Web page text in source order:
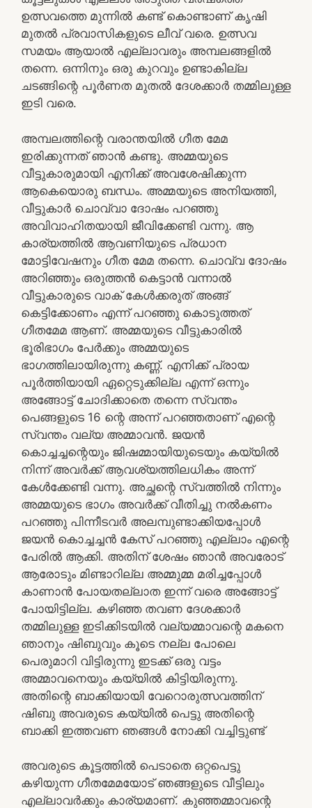
ഉത്സവത്തെ മുന്നിൽ കണ്ട് കൊണ്ടാണ് കൃഷി
മുതൽ പ്രവാസികളുടെ ലീവ് വരെ. ഉത്സവ
സമയം ആയാൽ എല്ലാവരും അമ്പലങ്ങളിൽ
തന്നെ. ഒന്നിനും ഒരു കുറവും ഉണ്ടാകില്ല
ചടങ്ങിന്റെ പൂർണത മുതൽ ദേശക്കാർ തമ്മിലുള്ള
ഇടി വരെ.
അമ്പലത്തിന്റെ വരാന്തയിൽ ഗീത മേമ
ഇരിക്കുന്നത് ഞാൻ കണ്ടു. അമ്മയുടെ
വീട്ടുകാരുമായി എനിക്ക് അവശേഷിക്കുന്ന
ആകെയൊരു ബന്ധം. അമ്മയുടെ അനിയത്തി,
വീട്ടുകാർ ചൊവ്വാ ദോഷം പറഞ്ഞു
അവിവാഹിതയായി ജീവിക്കേണ്ടി വന്നു. ആ
കാര്യത്തിൽ ആവണിയുടെ പ്രധാന
മോട്ടിവേഷനും ഗീത മേമ തന്നെ. ചൊവ്വ ദോഷം
അറിഞ്ഞും ഒരുത്തൻ കെട്ടാൻ വന്നാൽ
വീട്ടുകാരുടെ വാക് കേൾക്കരുത് അങ്ങ്
കെട്ടിക്കോണം എന്ന് പറഞ്ഞു കൊടുത്തത്
ഗീതമേമ ആണ്. അമ്മയുടെ വീട്ടുകാരിൽ
ഭൂരിഭാഗം പേർക്കും അമ്മയുടെ
ഭാഗത്തിലായിരുന്നു കണ്ണ്. എനിക്ക് പ്രായ
പൂർത്തിയായി ഏറ്റെടുക്കില്ല എന്ന് ഒന്നും
അങ്ങോട്ട് ചോദിക്കാതെ തന്നെ സ്വന്തം
പെങ്ങളുടെ 16 ന്റെ അന്ന് പറഞ്ഞതാണ് എന്റെ
സ്വന്തം വല്യ അമ്മാവൻ. ജയൻ
കൊച്ചച്ചന്റെയും ജിഷമ്മായിയുടെയും കയ്യിൽ
നിന്ന് അവർക്ക് ആവശ്യത്തിലധികം അന്ന്
കേൾക്കേണ്ടി വന്നു. അച്ഛന്റെ സ്വത്തിൽ നിന്നും
അമ്മയുടെ ഭാഗം അവർക്ക് വീതിച്ചു നൽകണം
പറഞ്ഞു പിന്നീടവർ അലമ്പുണ്ടാക്കിയപ്പോൾ
ജയൻ കൊച്ചച്ചൻ കേസ് പറഞ്ഞു എല്ലാം എന്റെ
പേരിൽ ആക്കി. അതിന് ശേഷം ഞാൻ അവരോട്
ആരോടും മിണ്ടാറില്ല അമ്മുമ്മ മരിച്ചപ്പോൾ
കാണാൻ പോയതല്ലാത ഇന്ന് വരെ അങ്ങോട്ട്
പോയിട്ടില്ല. കഴിഞ്ഞ തവണ ദേശക്കാർ
തമ്മിലുള്ള ഇടിക്കിടയിൽ വല്യമ്മാവന്റെ മകനെ
ഞാനും ഷിബുവും കൂടെ നല്ല പോലെ
പെരുമാറി വിട്ടിരുന്നു ഇടക്ക് ഒരു വട്ടം
അമ്മാവനെയും കയ്യിൽ കിട്ടിയിരുന്നു.
അതിന്റെ ബാക്കിയായി വേറൊരുത്സവത്തിന്
ഷിബു അവരുടെ കയ്യിൽ പെട്ടു അതിന്റെ
ബാക്കി ഇത്തവണ ഞങ്ങൾ നോക്കി വച്ചിട്ടുണ്ട്
അവരുടെ കൂട്ടത്തിൽ പെടാതെ ഒറ്റപെട്ടു
കഴിയുന്ന ഗീതമേമയോട് ഞങ്ങളുടെ വീട്ടിലും
എല്ലാവർക്കും കാര്യമാണ്. കുഞ്ഞമ്മാവന്റെ